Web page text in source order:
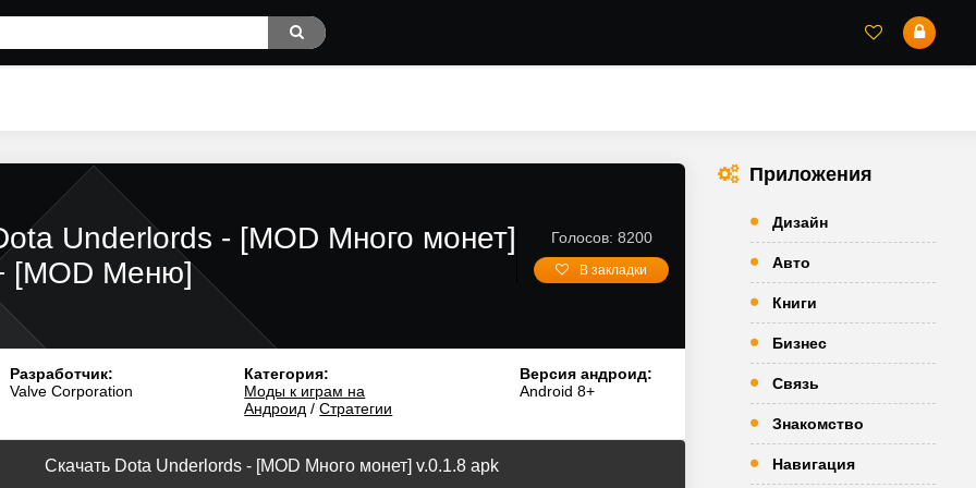
Underlords - [MOD Много монет]
[MOD Меню]
Голосов: 8200
В закладки
Разработчик:
Valve Corporation
Категория:
Моды к играм на
Андроид /Стратегии
Версия андроид:
Android 8+
Скачать Dota Underlords - [MOD Много монет] v.0.1.8 apk
Приложения
Дизайн
Авто
Книги
Бизнес
Связь
Знакомство
Навигация